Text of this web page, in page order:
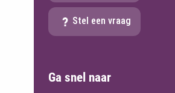
Stel een vraag
Ga snel naar